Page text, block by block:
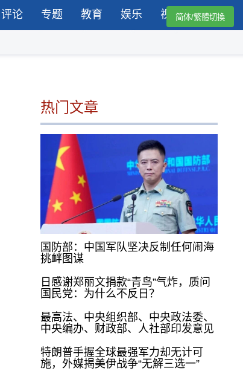
评论 专题 教育 娱乐 视频简体/繁體切換
热门文章
国防部：中国军队坚决反制任何闹海
挑衅图谋
日感谢郑丽文捐款“青鸟”气炸，质问
国民党：为什么不反日？
最高法、中央组织部、中央政法委、
中央编办、财政部、人社部印发意见
特朗普手握全球最强军力却无计可
施，外媒揭美伊战争“无解三选一”